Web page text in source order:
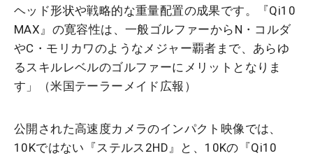
ヘッド形状や戦略的な重量配置の成果です。『Qi10
MAX』の寛容性は、一般ゴルファーからN・コルダ
やC・モリカワのようなメジャー覇者まで、あらゆ
るスキルレベルのゴルファーにメリットとなりま
す」（米国テーラーメイド広報）
公開された高速度カメラのインパクト映像では、
10Kではない『ステルス2HD』と、10Kの『Qi10